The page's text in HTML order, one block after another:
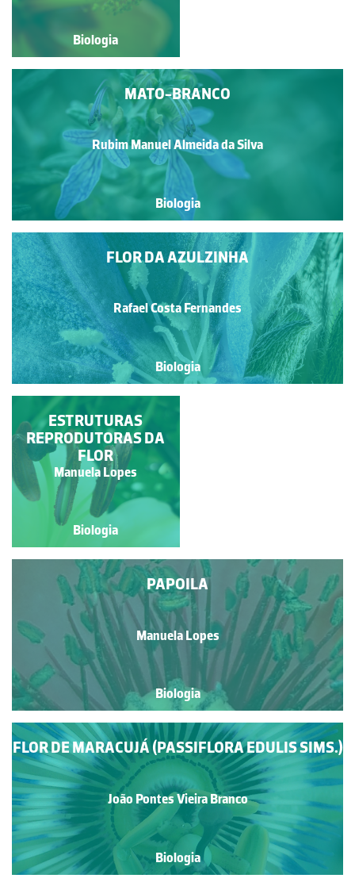
Biologia
MATO-BRANCO
Rubim Manuel Almeida da Silva
Biologia
Biologia
FLOR DA AZULZINHA
Rafael Costa Fernandes
Biologia
INFLORESCÊNCIA DE
DOMBEYA WALLICHII
Francisca Maria Fernandes
Mendonça de Carvalho
Biologia
PAPOILA
Manuela Lopes
Biologia
FLOR DE MARACUJÁ (PASSIFLORA EDULIS SIMS.)
João Pontes Vieira Branco
Biologia
ESTRUTURAS
REPRODUTORAS DA
FLOR
Manuela Lopes
Biologia